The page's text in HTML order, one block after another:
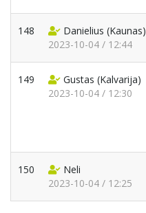
148 Danielius (Kaunas)
2023-10-04 / 12:44
149 Gustas (Kalvarija)
2023-10-04 / 12:30
150
Neli
2023-10-04 / 12:25